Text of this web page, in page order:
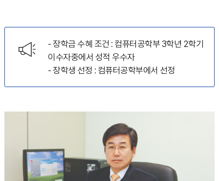
- 장학금 수혜 조건 : 컴퓨터공학부 3학년 2학기
이수자중에서 성적 우수자
- 장학생 선정 : 컴퓨터공학부에서 선정